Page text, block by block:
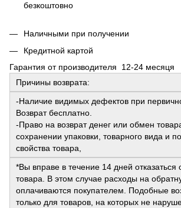
безкоштовно
Наличными при получении
Кредитной картой
Гарантия от производителя 12-24 месяця
Причины возврата:
-Наличие видимых дефектов при
Возврат бесплатно.
-Право на возврат денег или обмен
сохранении упаковки, товарного вида и
свойства товара,
*Вы вправе в течение 14 дней отказаться
товара. В этом случае расходы на
оплачиваются покупателем. Подобные
только для товаров, на которых не